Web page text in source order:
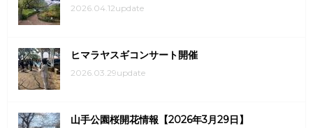
2026.04.12update
ヒマラヤスギコンサート開催
2026.03.29update
山手公園桜開花情報【2026年3月29日】